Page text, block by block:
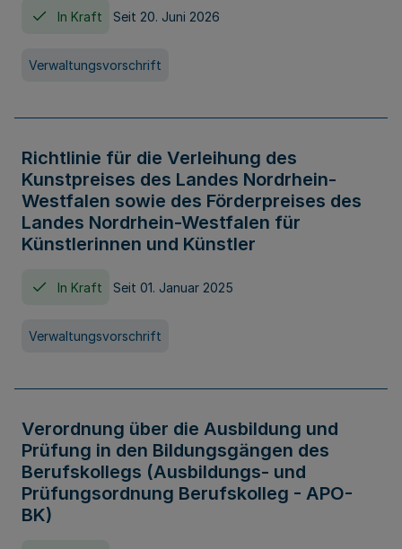
In Kraft Seit 20. Juni 2026
Verwaltungsvorschrift
Richtlinie für die Verleihung des
Kunstpreises des Landes Nordrhein-
Westfalen sowie des Förderpreises des
Landes Nordrhein-Westfalen für
Künstlerinnen und Künstler
In Kraft Seit 01. Januar 2025
Verwaltungsvorschrift
Verordnung über die Ausbildung und
Prüfung in den Bildungsgängen des
Berufskollegs (Ausbildungs- und
Prüfungsordnung Berufskolleg - APO-
BK)